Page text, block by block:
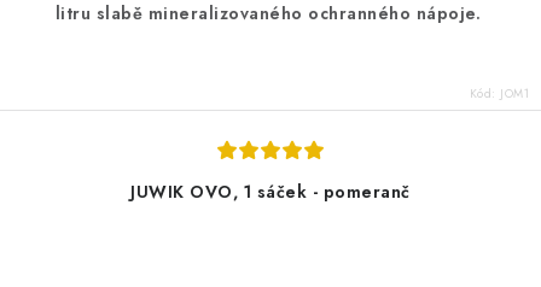
litru slabě mineralizovaného ochranného nápoje.
Kód: JOM1
JUWIK OVO, 1 sáček - pomeranč